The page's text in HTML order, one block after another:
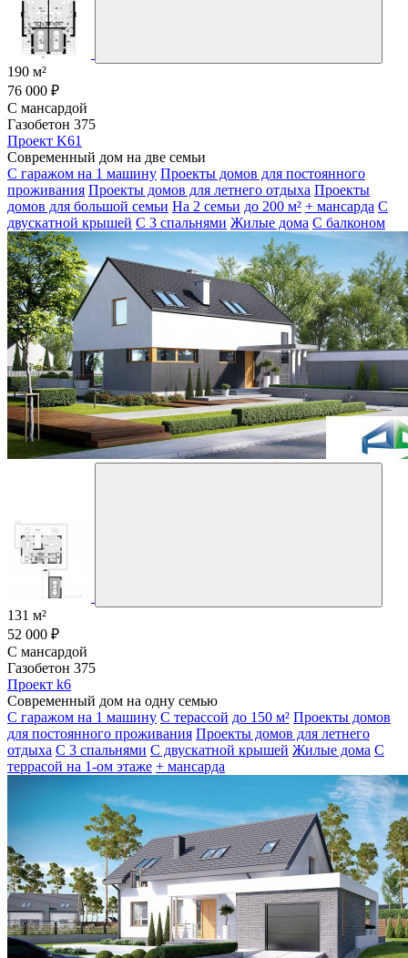
190 м²
76 000 ₽
С мансардой
Газобетон 375
Проект K61
Современный дом на две семьи
С гаражом на 1 машину Проекты домов для постоянного
проживания Проекты домов для летнего отдыха Проекты
домов для большой семьи На 2 семьи до 200 м² + мансарда С
двускатной крышей С 3 спальнями Жилые дома С балконом
131 м²
52 000 ₽
С мансардой
Газобетон 375
Проект k6
Современный дом на одну семью
С гаражом на 1 машину С терассой до 150 м² Проекты домов
для постоянного проживания Проекты домов для летнего
отдыха С 3 спальнями С двускатной крышей Жилые дома С
террасой на 1-ом этаже + мансарда